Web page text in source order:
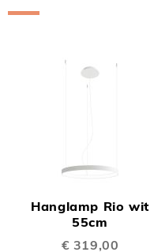
Hanglamp Rio wit
55cm
€ 319,00